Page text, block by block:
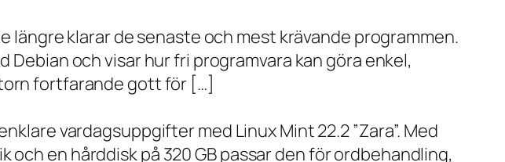
klarar de senaste och mest krävande programmen.
och visar hur fri programvara kan göra enkel,
fortfarande gott för […]
vardagsuppgifter med Linux Mint 22.2 ”Zara”. Med
och en hårddisk på 320 GB passar den för ordbehandling,